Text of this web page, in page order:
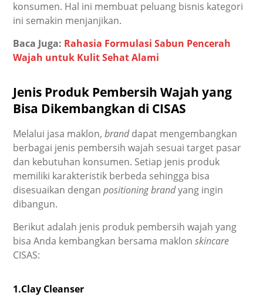
konsumen. Hal ini membuat peluang bisnis kategori
ini semakin menjanjikan.
Baca Juga: Rahasia Formulasi Sabun Pencerah
Wajah untuk Kulit Sehat Alami
Jenis Produk Pembersih Wajah yang
Bisa Dikembangkan di CISAS
Melalui jasa maklon,branddapat mengembangkan
berbagai jenis pembersih wajah sesuai target pasar
dan kebutuhan konsumen. Setiap jenis produk
memiliki karakteristik berbeda sehingga bisa
disesuaikan dengan positioning brandyang ingin
dibangun.
Berikut adalah jenis produk pembersih wajah yang
bisa Anda kembangkan bersama maklonskincare
CISAS:
1.Clay Cleanser